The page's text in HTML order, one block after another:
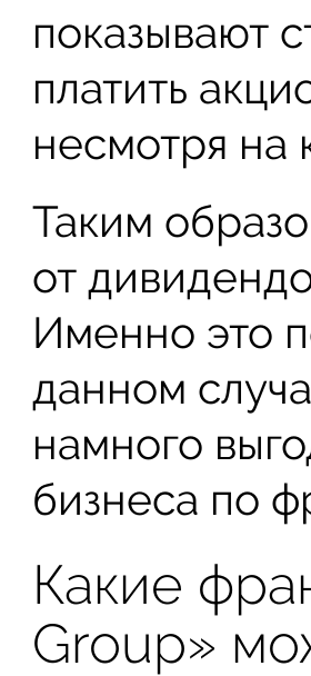
показывают
платить
несмотря на
Таким
от
Именно это
данном
намного
бизнеса по
Какие
Group»